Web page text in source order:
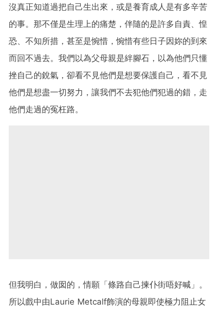
沒真正知道過把自己生出來，或是養育成人是有多辛苦
的事。那不僅是生理上的痛楚，伴隨的是許多自責、惶
恐、不知所措，甚至是惋惜，惋惜有些日子因妳的到來
而回不過去。我們以為父母親是絆腳石，以為他們只懂
挫自己的銳氣，卻看不見他們是想要保護自己，看不見
他們是想盡一切努力，讓我們不去犯他們犯過的錯，走
他們走過的冤枉路。
但我明白，做囡的，情願「條路自己揀仆街唔好喊」。
所以戲中由Laurie Metcalf飾演的母親即使極力阻止女